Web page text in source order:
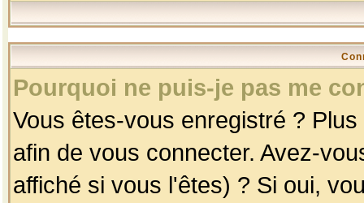
Pourquoi ne puis-je pas me
Vous êtes-vous enregistré ?
afin de vous connecter. Avez-
affiché si vous l'êtes) ? Si oui,